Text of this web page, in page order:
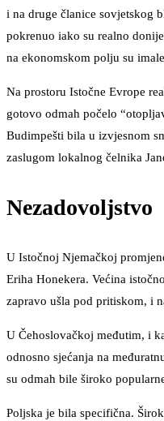
i na druge članice sovjetskog
pokrenuo iako su realno
na ekonomskom polju su
Na prostoru Istočne Evrope
gotovo odmah počelo
Budimpešti bila u izvjesnom
zaslugom lokalnog čelnika
Nezadovoljstvo
U Istočnoj Njemačkoj
Eriha Honekera. Većina
zapravo ušla pod pritiskom, i
U Čehoslovačkoj međutim, i
odnosno sjećanja na
su odmah bile široko
Poljska je bila specifična.